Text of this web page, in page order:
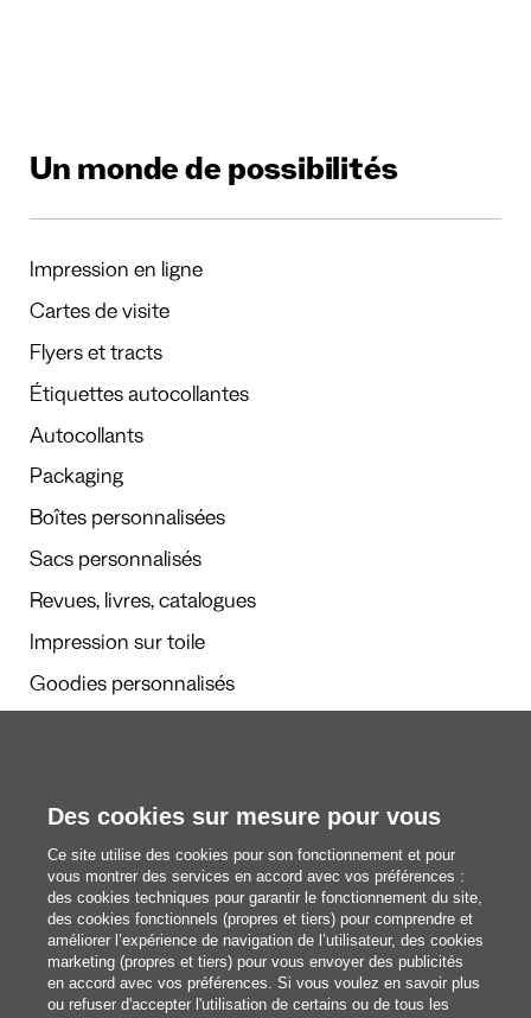
Un monde de possibilités
Impression en ligne
Cartes de visite
Flyers et tracts
Étiquettes autocollantes
Autocollants
Packaging
Boîtes personnalisées
Sacs personnalisés
Revues, livres, catalogues
Impression sur toile
Goodies personnalisés
Nous découvrir
blog@pixartprinting.com
Des cookies sur mesure pour vous
Ce site utilise des cookies pour son fonctionnement et pour
vous montrer des services en accord avec vos préférences :
des cookies techniques pour garantir le fonctionnement du site,
des cookies fonctionnels (propres et tiers) pour comprendre et
améliorer l’expérience de navigation de l’utilisateur, des cookies
marketing (propres et tiers) pour vous envoyer des publicités
en accord avec vos préférences. Si vous voulez en savoir plus
ou refuser d'accepter l'utilisation de certains ou de tous les